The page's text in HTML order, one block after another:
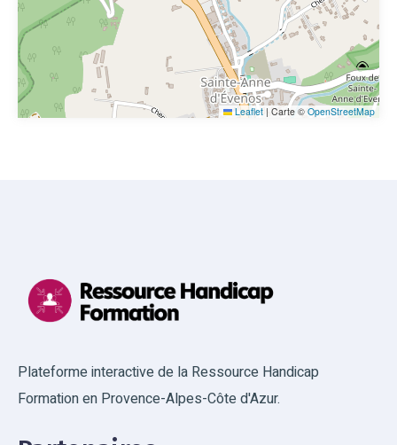
Leaflet | Carte © OpenStreetMap
Plateforme interactive de la Ressource Handicap
Formation en Provence-Alpes-Côte d'Azur.